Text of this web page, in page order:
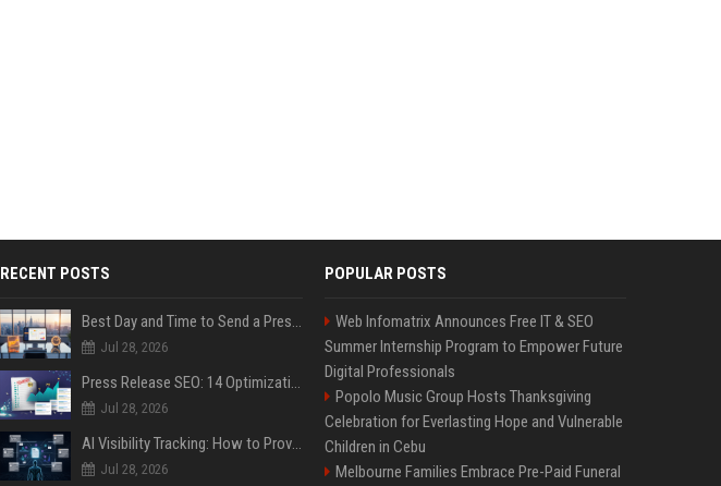
RECENT POSTS
Best Day and Time to Send a Press Release for Media Pick Up
Jul 28, 2026
Press Release SEO: 14 Optimizations That Actually Move Rankings
Jul 28, 2026
AI Visibility Tracking: How to Prove Your PR Got Cited
Jul 28, 2026
POPULAR POSTS
Web Infomatrix Announces Free IT & SEO
Summer Internship Program to Empower Future
Digital Professionals
Popolo Music Group Hosts Thanksgiving
Celebration for Everlasting Hope and Vulnerable
Children in Cebu
Melbourne Families Embrace Pre-Paid Funeral